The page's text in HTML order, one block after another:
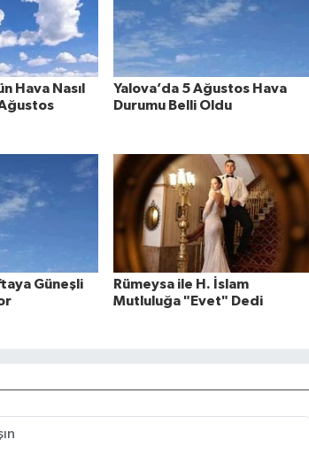
Hava Nasıl
Yalova’da 5 Ağustos Hava
Durumu Belli Oldu
Güneşli
Rümeysa ile H. İslam
Mutluluğa "Evet" Dedi